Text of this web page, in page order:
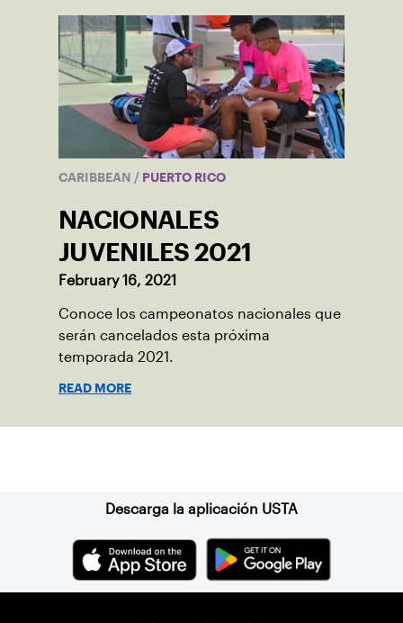
CARIBBEAN / PUERTO RICO
NACIONALES
JUVENILES 2021
February 16, 2021
Conoce los campeonatos nacionales que
serán cancelados esta próxima
temporada 2021.
READ MORE
Descarga la aplicación USTA